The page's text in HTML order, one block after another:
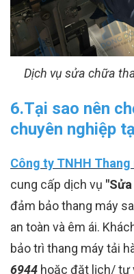
Dịch vụ sửa chữa
6.Tại sao nên
chuyên nghiệp
Công ty TNHH
cung cấp dịch vụ
đảm bảo thang máy
an toàn và êm ái.
bảo trì thang máy tải
6944 hoặc đặt lịch/ tư